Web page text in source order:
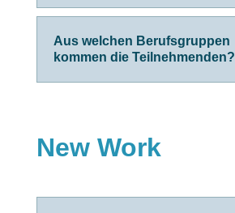
Aus welchen Berufsgruppen
kommen die Teilnehmenden?
New Work